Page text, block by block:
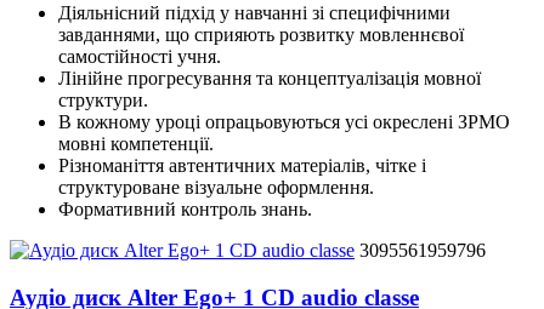
Діяльнісний підхід у навчанні зі специфічними
завданнями, що сприяють розвитку мовленнєвої
самостійності учня.
Лінійне прогресування та концептуалізація мовної
структури.
В кожному уроці опрацьовуються усі окреслені ЗРМО
мовні компетенції.
Різноманіття автентичних матеріалів, чітке і
структуроване візуальне оформлення.
Формативний контроль знань.
3095561959796
Аудіо диск Alter Ego+ 1 CD audio classe